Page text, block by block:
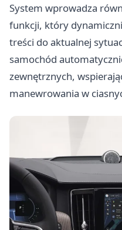
System wprowadza
funkcji, który
treści do aktualnej
samochód
zewnętrznych,
manewrowania w